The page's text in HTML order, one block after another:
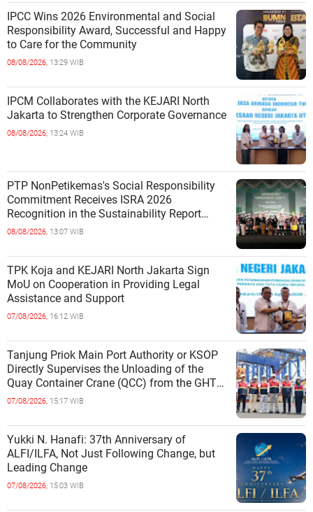
IPCC Wins 2026 Environmental and Social
Responsibility Award, Successful and Happy
to Care for the Community
08/08/2026, 13:29 WIB
IPCM Collaborates with the KEJARI North
Jakarta to Strengthen Corporate Governance
08/08/2026, 13:24 WIB
PTP NonPetikemas's Social Responsibility
Commitment Receives ISRA 2026
Recognition in the Sustainability Report
Category
08/08/2026, 13:07 WIB
TPK Koja and KEJARI North Jakarta Sign
MoU on Cooperation in Providing Legal
Assistance and Support
07/08/2026, 16:12 WIB
Tanjung Priok Main Port Authority or KSOP
Directly Supervises the Unloading of the
Quay Container Crane (QCC) from the GHT
Marimas Ship at the North J
07/08/2026, 15:17 WIB
Yukki N. Hanafi: 37th Anniversary of
ALFI/ILFA, Not Just Following Change, but
Leading Change
07/08/2026, 15:03 WIB